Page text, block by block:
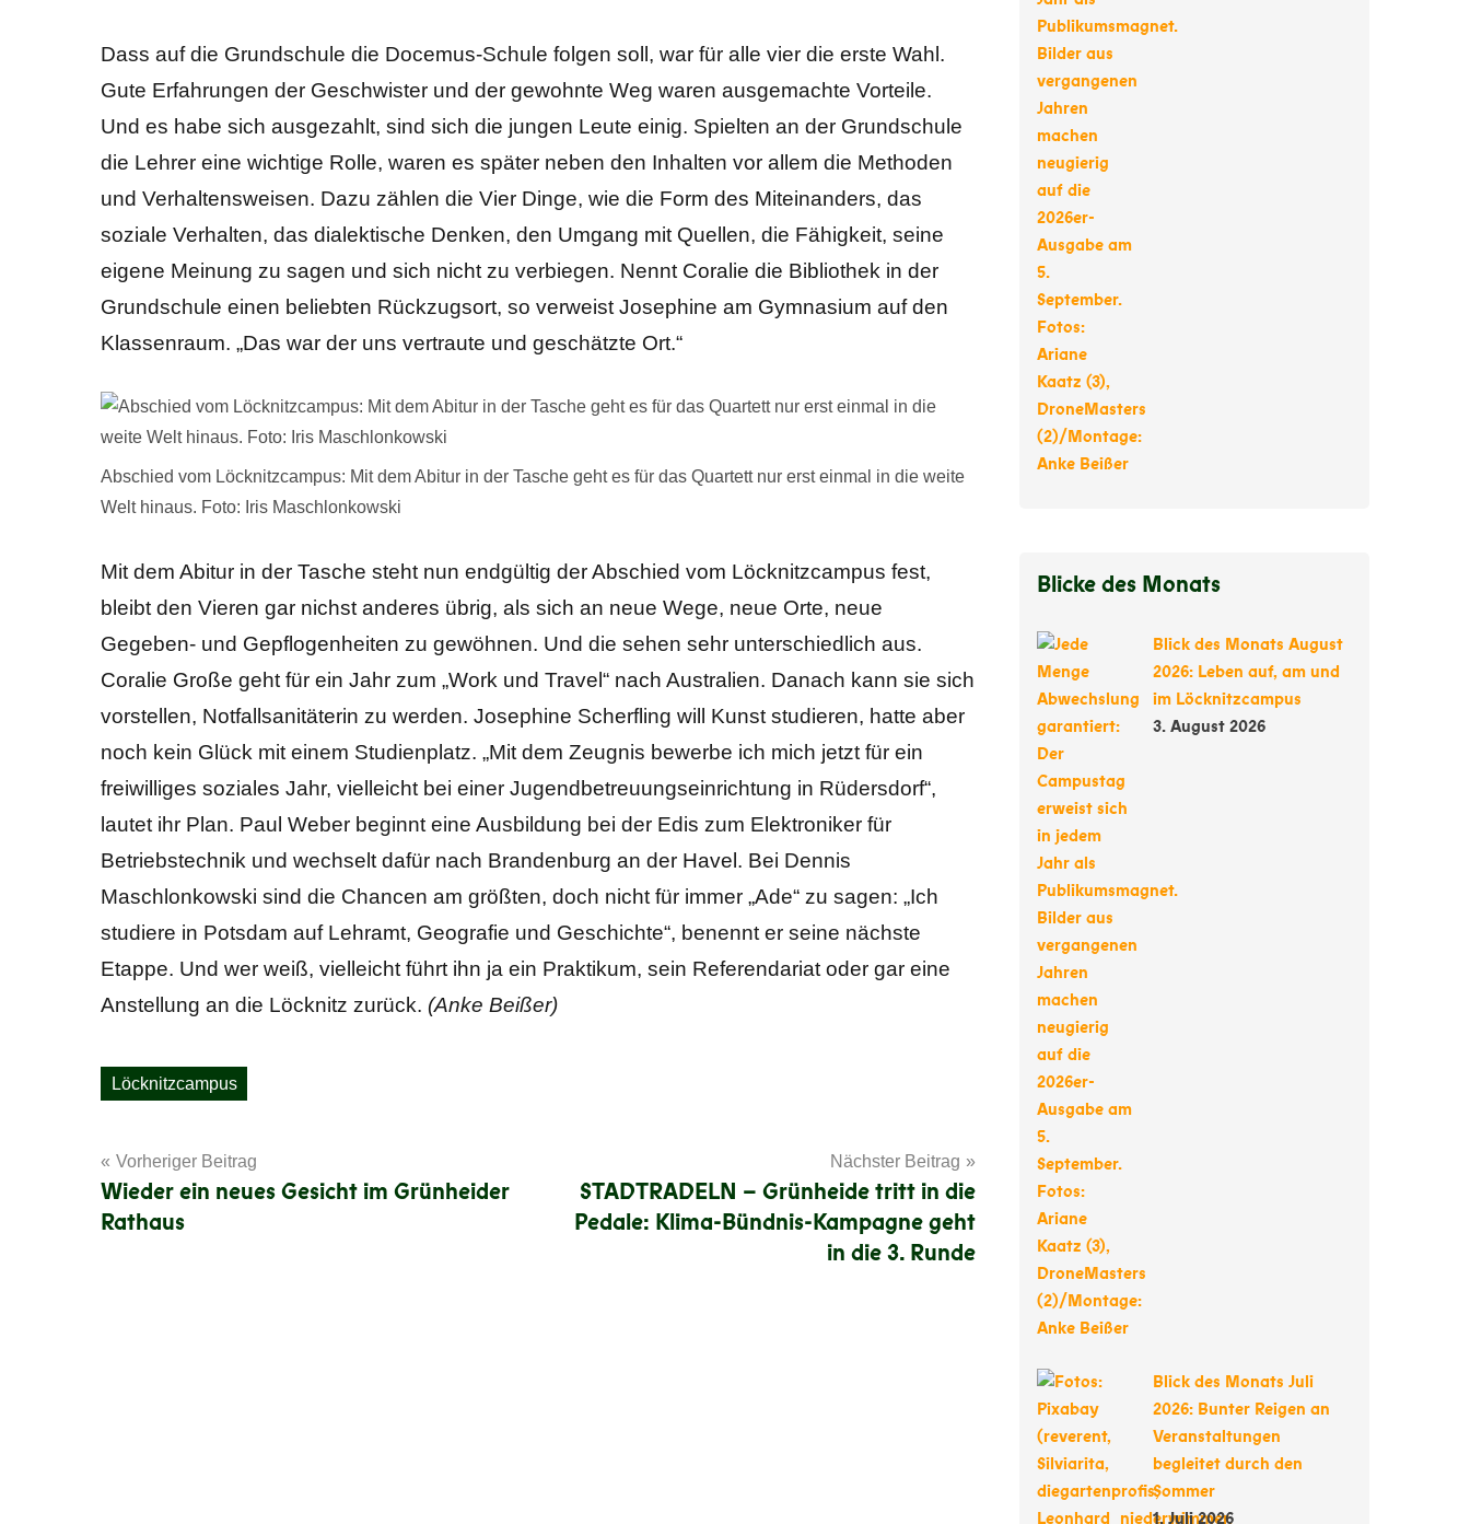
Dass auf die Grundschule die Docemus-Schule folgen soll, war für alle vier die erste Wahl.
Gute Erfahrungen der Geschwister und der gewohnte Weg waren ausgemachte Vorteile.
Und es habe sich ausgezahlt, sind sich die jungen Leute einig. Spielten an der Grundschule
die Lehrer eine wichtige Rolle, waren es später neben den Inhalten vor allem die Methoden
und Verhaltensweisen. Dazu zählen die Vier Dinge, wie die Form des Miteinanders, das
soziale Verhalten, das dialektische Denken, den Umgang mit Quellen, die Fähigkeit, seine
eigene Meinung zu sagen und sich nicht zu verbiegen. Nennt Coralie die Bibliothek in der
Grundschule einen beliebten Rückzugsort, so verweist Josephine am Gymnasium auf den
Klassenraum. „Das war der uns vertraute und geschätzte Ort.“
Abschied vom Löcknitzcampus: Mit dem Abitur in der Tasche geht es für das Quartett nur erst einmal in die weite
Welt hinaus. Foto: Iris Maschlonkowski
Mit dem Abitur in der Tasche steht nun endgültig der Abschied vom Löcknitzcampus fest,
bleibt den Vieren gar nichst anderes übrig, als sich an neue Wege, neue Orte, neue
Gegeben- und Gepflogenheiten zu gewöhnen. Und die sehen sehr unterschiedlich aus.
Coralie Große geht für ein Jahr zum „Work und Travel“ nach Australien. Danach kann sie sich
vorstellen, Notfallsanitäterin zu werden. Josephine Scherfling will Kunst studieren, hatte aber
noch kein Glück mit einem Studienplatz. „Mit dem Zeugnis bewerbe ich mich jetzt für ein
freiwilliges soziales Jahr, vielleicht bei einer Jugendbetreuungseinrichtung in Rüdersdorf“,
lautet ihr Plan. Paul Weber beginnt eine Ausbildung bei der Edis zum Elektroniker für
Betriebstechnik und wechselt dafür nach Brandenburg an der Havel. Bei Dennis
Maschlonkowski sind die Chancen am größten, doch nicht für immer „Ade“ zu sagen: „Ich
studiere in Potsdam auf Lehramt, Geografie und Geschichte“, benennt er seine nächste
Etappe. Und wer weiß, vielleicht führt ihn ja ein Praktikum, sein Referendariat oder gar eine
Anstellung an die Löcknitz zurück. (Anke Beißer)
Schlagwörter
Löcknitzcampus
Beitragsnavigation
Vorheriger Beitrag
Wieder ein neues Gesicht im Grünheider
Rathaus
Nächster Beitrag
STADTRADELN – Grünheide tritt in die
Pedale: Klima-Bündnis-Kampagne geht
in die 3. Runde
Blicke des Monats
Blick des Monats August
2026: Leben auf, am und
im Löcknitzcampus
3. August 2026
Blick des Monats Juli
2026: Bunter Reigen an
Veranstaltungen
begleitet durch den
Sommer
1. Juli 2026